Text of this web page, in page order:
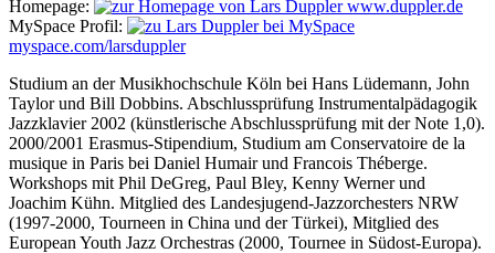
Homepage:
www.duppler.de
MySpace Profil:
myspace.com/larsduppler
Studium an der Musikhochschule Köln bei Hans Lüdemann, John
Taylor und Bill Dobbins. Abschlussprüfung Instrumentalpädagogik
Jazzklavier 2002 (künstlerische Abschlussprüfung mit der Note 1,0).
2000/2001 Erasmus-Stipendium, Studium am Conservatoire de la
musique in Paris bei Daniel Humair und Francois Théberge.
Workshops mit Phil DeGreg, Paul Bley, Kenny Werner und
Joachim Kühn. Mitglied des Landesjugend-Jazzorchesters NRW
(1997-2000, Tourneen in China und der Türkei), Mitglied des
European Youth Jazz Orchestras (2000, Tournee in Südost-Europa).